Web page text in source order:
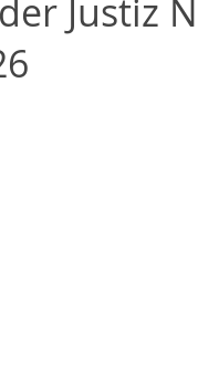
Justiz